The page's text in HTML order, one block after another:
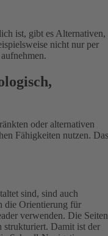
ist, gibt es Alternativen,
nicht nur per
oder alternativen
Fähigkeiten nutzen. Das
sind, sind auch
die Orientierung für
verwenden. Die Seiten
strukturiert. Damit ist der